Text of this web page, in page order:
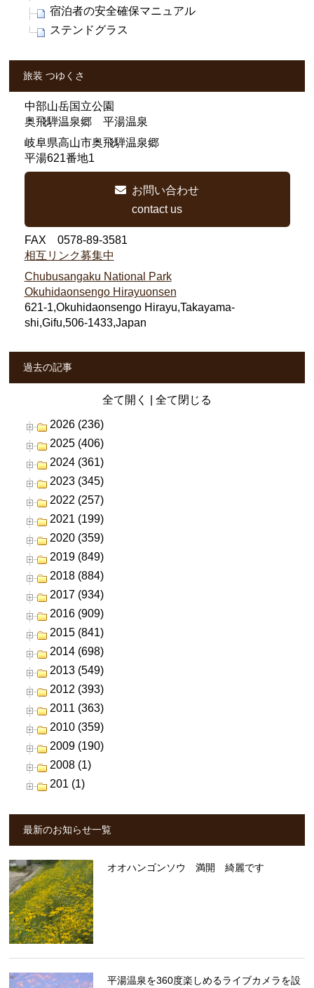
宿泊者の安全確保マニュアル
ステンドグラス
旅装 つゆくさ
中部山岳国立公園
奥飛騨温泉郷 平湯温泉
岐阜県高山市奥飛騨温泉郷
平湯621番地1
お問い合わせ
contact us
FAX 0578-89-3581
相互リンク募集中
Chubusangaku National Park
Okuhidaonsengo Hirayuonsen
621-1,Okuhidaonsengo Hirayu,Takayama-
shi,Gifu,506-1433,Japan
過去の記事
全て開く 全て閉じる
2026 (236)
2025 (406)
2024 (361)
2023 (345)
2022 (257)
2021 (199)
2020 (359)
2019 (849)
2018 (884)
2017 (934)
2016 (909)
2015 (841)
2014 (698)
2013 (549)
2012 (393)
2011 (363)
2010 (359)
2009 (190)
2008 (1)
201 (1)
最新のお知らせ一覧
オオハンゴンソウ 満開 綺麗です
平湯温泉を360度楽しめるライブカメラを設